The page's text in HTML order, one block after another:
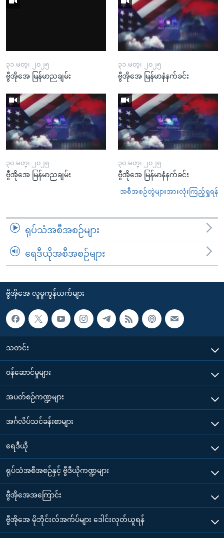
၃၁ မတ္၊ ၂၀၂၅
ဗွီအိုအေ မြန်မာညချမ်း
၃၁ မတ္၊ ၂၀၂၅
ဗွီအိုအေ မြန်မာနံနက်ခင်း
၃၀ မတ္၊ ၂၀၂၅
ဗွီအိုအေ မြန်မာညချမ်း
၃၀ မတ္၊ ၂၀၂၅
ဗွီအိုအေ မြန်မာနံနက်ခင်း
အစီအစဉ်တွဲများအားလုံးကြည့်ရှုရန်
ရုပ်သံအစီအစဉ်များ
ရေဒီယိုအစီအစဉ်များ
ဗွီအိုအေ လူမှုကွန်ယက်များ
သတင်း
၀န်ဆောင်မှုများ
အပတ်စဉ်ကဏ္ဍများ
အင်္ဂလိပ်သင်ခန်းစာများ
ရေဒီယို
ရုပ်သံအစီအစဉ်နှင့် ဗွီဒီယိုကဏ္ဍများ
ဗွီအိုအေအကြောင်း
ဗွီအိုအေ မိုဘိုင်းလ်အက်ပ်များ ဒေါင်းလုတ်ယူရန်